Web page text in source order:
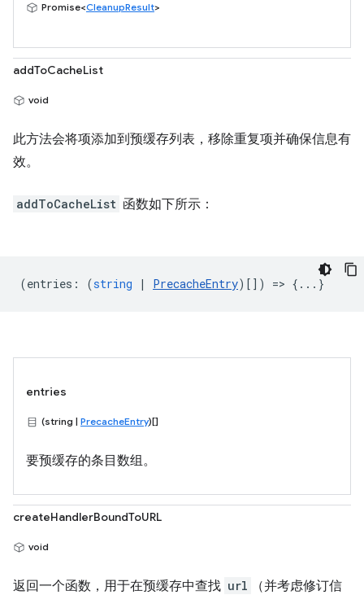
Promise<CleanupResult>
addToCacheList
void
此方法会将项添加到预缓存列表，移除重复项并确保信息有
效。
addToCacheList 函数如下所示：
(entries : (string | PrecacheEntry)[]) => {...}
entries
(string | PrecacheEntry)[]
要预缓存的条目数组。
createHandlerBoundToURL
void
返回一个函数，用于在预缓存中查找 url
（并考虑修订信